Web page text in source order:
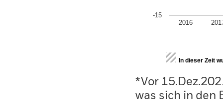
2016
-15
End of interactive chart.
In dieser Zeit
*Vor
was sich in den